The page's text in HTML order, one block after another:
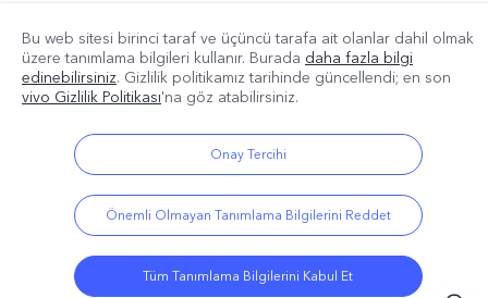
9.Piksel değeri farklı kamera modlarında ve gerçek
kullanıma bağlı olarak değişiklik gösterebilir.
Bu web sitesi birinci taraf ve üçüncü tarafa ait olanlar dahil olmak
üzere tanımlama bilgileri kullanır. Burada daha fazla bilgi
edinebilirsiniz. Gizlilik politikamıztarihinde güncellendi; en son
vivo Gizlilik Politikası'na göz atabilirsiniz.
Onay Tercihi
Önemli Olmayan Tanımlama Bilgilerini Reddet
Tüm Tanımlama Bilgilerini Kabul Et